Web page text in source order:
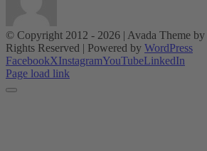
© Copyright 2012 - 2026 | Avada Theme by
Rights Reserved | Powered by WordPress
FacebookXInstagramYouTubeLinkedIn
Page load link